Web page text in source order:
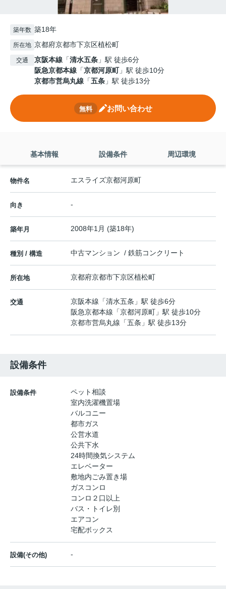
築年数 築18年
所在地 京都府京都市下京区植松町
交通 京阪本線 「清水五条 」駅 徒歩6分
阪急京都本線 「京都河原町」駅 徒歩10分
京都市営烏丸線 「五条 」駅 徒歩13分
無料 お問い合わせ
基本情報 設備条件 周辺環境
物件名 エスライズ京都河原町
向き -
築年月 2008年1月 (築18年)
種別 / 構造 中古マンション / 鉄筋コンクリート
所在地 京都府京都市下京区植松町
交通 京阪本線 「清水五条 」駅 徒歩6分
阪急京都本線 「京都河原町 」駅 徒歩10分
京都市営烏丸線 「五条 」駅 徒歩13分
設備条件
設備条件
ペット相談
室内洗濯機置場
バルコニー
都市ガス
公営水道
公共下水
24時間換気システム
エレベーター
敷地内ごみ置き場
ガスコンロ
コンロ２口以上
バス・トイレ別
エアコン
宅配ボックス
設備(その他) -